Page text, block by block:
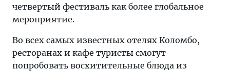
четвертый фестиваль как более глобальное
мероприятие.
Во всех самых известных отелях Коломбо,
ресторанах и кафе туристы смогут
попробовать восхитительные блюда из